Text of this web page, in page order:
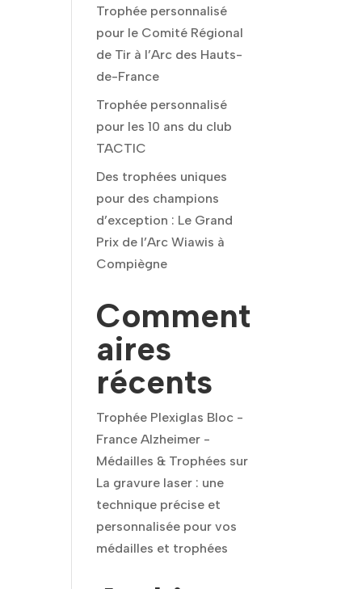
Trophée personnalisé
pour le Comité Régional
de Tir à l’Arc des Hauts-
de-France
Trophée personnalisé
pour les 10 ans du club
TACTIC
Des trophées uniques
pour des champions
d’exception : Le Grand
Prix de l’Arc Wiawis à
Compiègne
Comment
aires
récents
Trophée Plexiglas Bloc -
France Alzheimer -
Médailles & Trophées sur
La gravure laser : une
technique précise et
personnalisée pour vos
médailles et trophées